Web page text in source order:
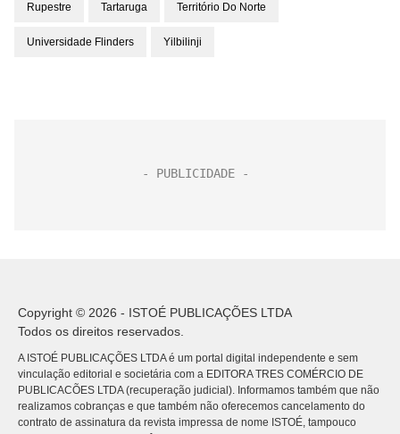
Rupestre Tartaruga Território Do Norte
Universidade Flinders Yilbilinji
Copyright © 2026 - ISTOÉ PUBLICAÇÕES LTDA
Todos os direitos reservados.
A ISTOÉ PUBLICAÇÕES LTDA é um portal digital independente e sem
vinculação editorial e societária com a EDITORA TRES COMÉRCIO DE
PUBLICACÕES LTDA (recuperação judicial). Informamos também que não
realizamos cobranças e que também não oferecemos cancelamento do
contrato de assinatura da revista impressa de nome ISTOÉ, tampouco